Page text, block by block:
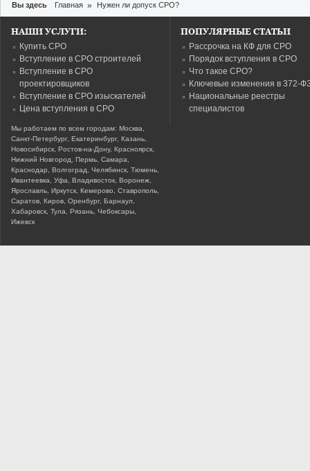
Вы здесь Главная » Нужен ли допуск СРО?
НАШИ УСЛУГИ:
Купить СРО
Вступление в СРО строителей
Вступление в СРО
проектировщиков
Вступление в СРО изыскателей
Цена вступления в СРО
Мы работаем по всем городам: Москва,
Санкт-Петербург, Екатеринбург, Казань,
Новосибирск, Ростов-на-Дону, Красноярск,
Нижний Новгород, Пермь, Самара,
Краснодар, Волгоград, Челябинск, Тюмень,
Ивантеевка, Уфа, Владивосток, Воронеж,
Ярославль, Иркутск, Кемерово, Ставрополь,
Саратов, Киров, Оренбург, Барнаул,
Хабаровск, Тула, Рязань, Чебоксары,
Ижевск
ПОПУЛЯРНЫЕ СТАТЬИ
Рассрочка на КФ для СРО
Порядок вступления в СРО
Что такое СРО?
Ключевые изменения в 372-
Национальные реестры
специалистов